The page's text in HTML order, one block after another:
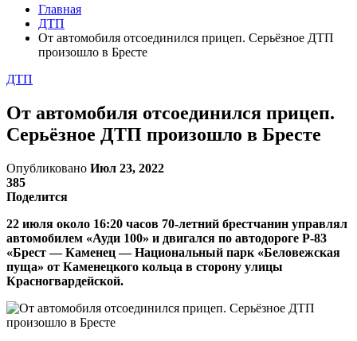
Главная
ДТП
От автомобиля отсоединился прицеп. Серьёзное ДТП
произошло в Бресте
ДТП
От автомобиля отсоединился прицеп.
Серьёзное ДТП произошло в Бресте
Опубликовано Июл 23, 2022
385
Поделится
22 июля около 16:20 часов 70-летний брестчанин управлял
автомобилем «Ауди 100» и двигался по автодороге Р-83
«Брест — Каменец — Национальный парк «Беловежская
пуща» от Каменецкого кольца в сторону улицы
Красногвардейской.